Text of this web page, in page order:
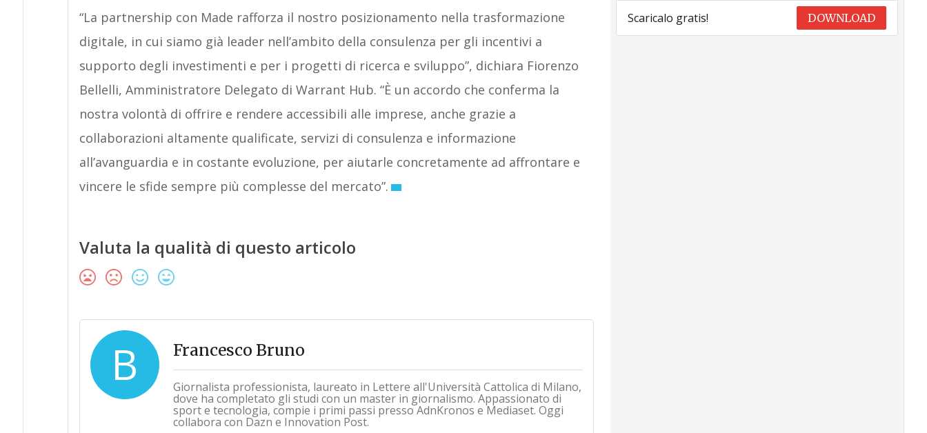
“La partnership con Made rafforza il nostro posizionamento nella trasformazione
digitale, in cui siamo già leader nell’ambito della consulenza per gli incentivi a
supporto degli investimenti e per i progetti di ricerca e sviluppo”, dichiara Fiorenzo
Bellelli, Amministratore Delegato di Warrant Hub. “È un accordo che conferma la
nostra volontà di offrire e rendere accessibili alle imprese, anche grazie a
collaborazioni altamente qualificate, servizi di consulenza e informazione
all’avanguardia e in costante evoluzione, per aiutarle concretamente ad affrontare e
vincere le sfide sempre più complesse del mercato”.
Valuta la qualità di questo articolo
B Francesco Bruno
Giornalista professionista, laureato in Lettere all'Università Cattolica di Milano,
dove ha completato gli studi con un master in giornalismo. Appassionato di
sport e tecnologia, compie i primi passi presso AdnKronos e Mediaset. Oggi
collabora con Dazn e Innovation Post.
Scaricalo gratis! DOWNLOAD